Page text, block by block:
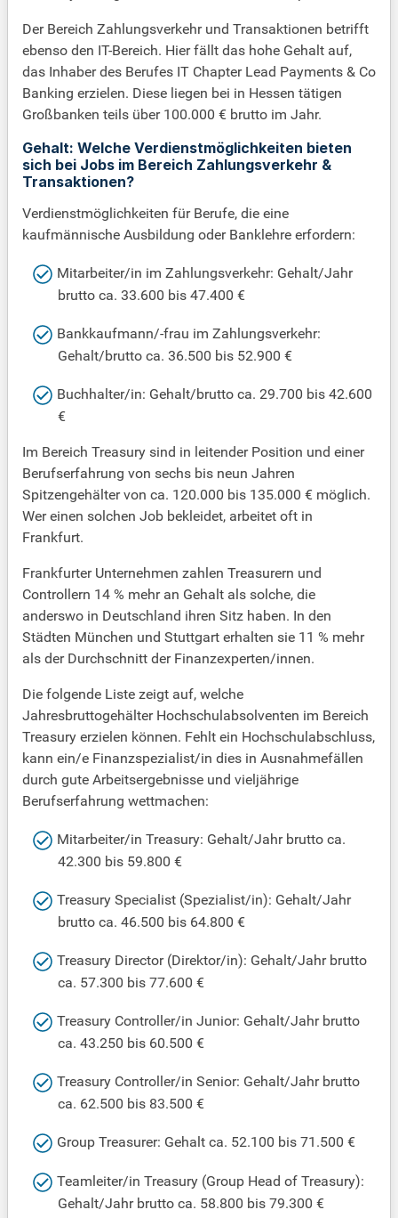
Der Bereich Zahlungsverkehr und Transaktionen betrifft
ebenso den IT-Bereich. Hier fällt das hohe Gehalt auf,
das Inhaber des Berufes IT Chapter Lead Payments & Co
Banking erzielen. Diese liegen bei in Hessen tätigen
Großbanken teils über 100.000 € brutto im Jahr.
Gehalt: Welche Verdienstmöglichkeiten bieten
sich bei Jobs im Bereich Zahlungsverkehr &
Transaktionen?
Verdienstmöglichkeiten für Berufe, die eine
kaufmännische Ausbildung oder Banklehre erfordern:
Mitarbeiter/in im Zahlungsverkehr: Gehalt/Jahr
brutto ca. 33.600 bis 47.400 €
Bankkaufmann/-frau im Zahlungsverkehr:
Gehalt/brutto ca. 36.500 bis 52.900 €
Buchhalter/in: Gehalt/brutto ca. 29.700 bis 42.600
€
Im Bereich Treasury sind in leitender Position und einer
Berufserfahrung von sechs bis neun Jahren
Spitzengehälter von ca. 120.000 bis 135.000 € möglich.
Wer einen solchen Job bekleidet, arbeitet oft in
Frankfurt.
Frankfurter Unternehmen zahlen Treasurern und
Controllern 14 % mehr an Gehalt als solche, die
anderswo in Deutschland ihren Sitz haben. In den
Städten München und Stuttgart erhalten sie 11 % mehr
als der Durchschnitt der Finanzexperten/innen.
Die folgende Liste zeigt auf, welche
Jahresbruttogehälter Hochschulabsolventen im Bereich
Treasury erzielen können. Fehlt ein Hochschulabschluss,
kann ein/e Finanzspezialist/in dies in Ausnahmefällen
durch gute Arbeitsergebnisse und vieljährige
Berufserfahrung wettmachen:
Mitarbeiter/in Treasury: Gehalt/Jahr brutto ca.
42.300 bis 59.800 €
Treasury Specialist (Spezialist/in): Gehalt/Jahr
brutto ca. 46.500 bis 64.800 €
Treasury Director (Direktor/in): Gehalt/Jahr brutto
ca. 57.300 bis 77.600 €
Treasury Controller/in Junior: Gehalt/Jahr brutto
ca. 43.250 bis 60.500 €
Treasury Controller/in Senior: Gehalt/Jahr brutto
ca. 62.500 bis 83.500 €
Group Treasurer: Gehalt ca. 52.100 bis 71.500 €
Teamleiter/in Treasury (Group Head of Treasury):
Gehalt/Jahr brutto ca. 58.800 bis 79.300 €